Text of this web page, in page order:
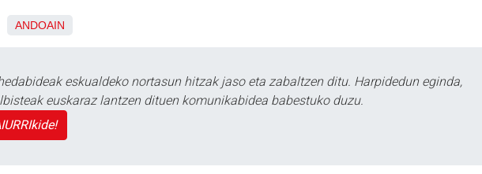
ANDOAIN
eskualdeko nortasun hitzak jaso eta zabaltzen ditu. Harpidedun eginda,
euskaraz lantzen dituen komunikabidea babestuko duzu.